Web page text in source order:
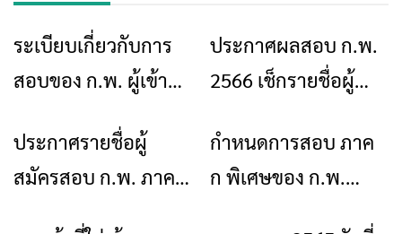
ข่าวเชียงราย
ระเบียบเกี่ยวกับการ
สอบของ ก.พ. ผู้เข้า
สุภาพเรียบร้อยตาม
ประเพณีนิยม
ข่าวเชียงราย
ประกาศผลสอบ ก.พ.
2566 เช็กรายชื่อผู้
ข่าวเชียงราย
ประกาศรายชื่อผู้
สมัครสอบ ก.พ. ภาค ก
ข่าวเชียงราย
กำหนดการสอบ ภาค
ก พิเศษของ ก.พ.